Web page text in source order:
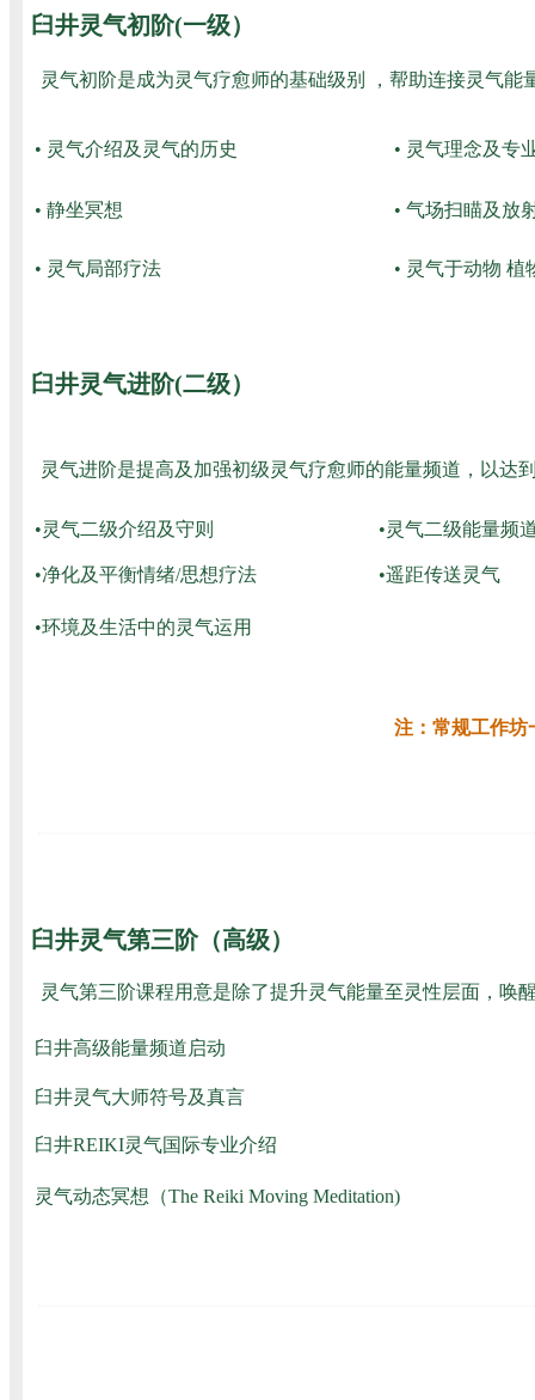
臼井灵气初阶(一级）
灵气初阶是成为灵气疗愈师的基础级别 ，帮助连接灵气
• 灵气介绍及灵气的历史 • 灵气理念及专
• 静坐冥想 • 气场扫瞄及放
• 灵气局部疗法 • 灵气于动物 植
臼井灵气进阶(二级）
灵气进阶是提高及加强初级灵气疗愈师的能量频道，以
•灵气二级介绍及守则 •灵气二级能量频
•净化及平衡情绪/思想疗法 •遥距传送灵气
•环境及生活中的灵气运用
注：常规工作坊
臼井灵气第三阶（高级）
灵气第三阶课程用意是除了提升灵气能量至灵性层面，
臼井高级能量频道启动
臼井灵气大师符号及真言
臼井REIKI灵气国际专业介绍
灵气动态冥想（The Reiki Moving Meditation)